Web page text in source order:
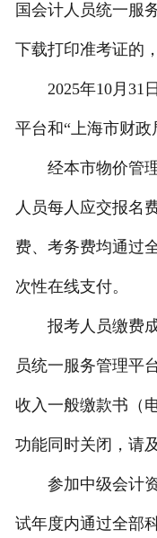
国会计人员统一服
下载打印准考证的
2025年10月31日
平台和“上海市财政
经本市物价管理
人员每人应交报名
费、考务费均通过
次性在线支付。
报考人员缴费成
员统一服务管理平
收入一般缴款书（
功能同时关闭，请
参加中级会计资
试年度内通过全部